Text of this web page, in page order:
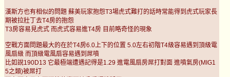
漢斯方也有相似的問題 蘇美玩家抱怨T3場虎式難打的話時常能得到虎式玩家長
期被拉壯丁去T4房的抱怨
T3房容易見虎式 而虎式容易進T4房 目前略奇怪的現象
空戰方面問題最大的在於T4房6.0上下的位置 5.0左右初階T4級容易遇到頂級電
風扇級 而頂級電風扇容易遇到屌噴
比如說190D13 它最極端遭遇記得是1.29 進電風扇房屌打對面 進噴氣房(MIG1
5之類)被屌打